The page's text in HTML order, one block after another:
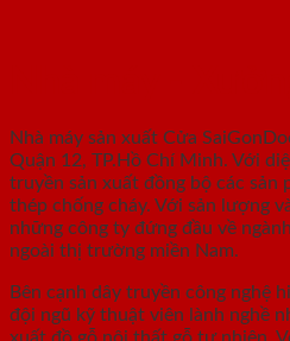
Nhà máy sản xuất Cửa
Quận 12, TP.Hồ Chí Minh. Với
truyền sản xuất đồng bộ các sản
thép chống cháy. Với sản lượng
những công ty đứng đầu về
ngoài thị trường miền Nam.
Bên cạnh dây truyền công nghệ
đội ngũ kỹ thuật viên lành nghề
xuất đồ gỗ nội thất gỗ tự nhiên.